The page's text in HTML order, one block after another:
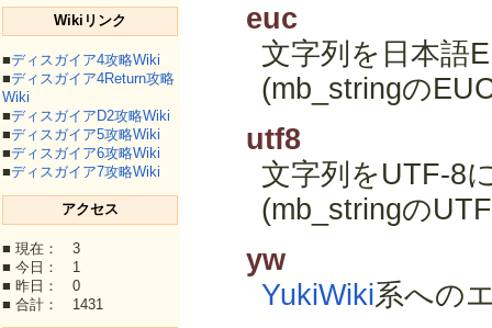
Wikiリンク
■ディスガイア4攻略Wiki
■ディスガイア4Return攻略
Wiki
■ディスガイアD2攻略Wiki
■ディスガイア5攻略Wiki
■ディスガイア6攻略Wiki
■ディスガイア7攻略Wiki
アクセス
■ 現在： 3
■ 今日： 1
■ 昨日： 0
■ 合計： 1431
euc
文字列を日本語
(mb_stringの
utf8
文字列をUTF-8
(mb_stringの
yw
YukiWiki系への